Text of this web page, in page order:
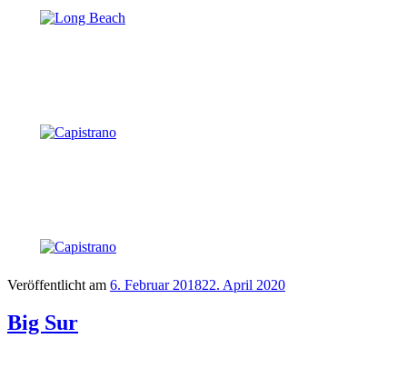
Veröffentlicht am 6. Februar 201822. April 2020
Big Sur